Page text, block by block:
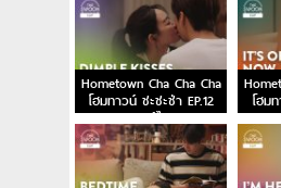
Hometown Cha Cha Cha
โฮมทาวน์ ชะชะช่า EP.12
พากย์ไทย
โฮม